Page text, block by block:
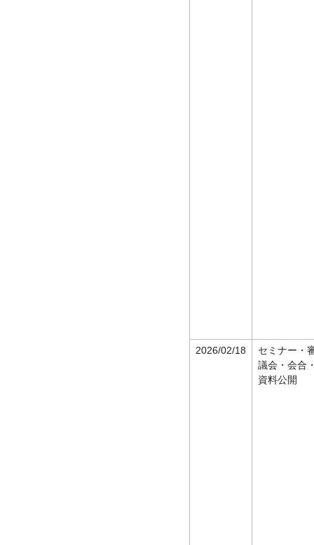
2026/02/18
セミナー・
議会・会合
資料公開